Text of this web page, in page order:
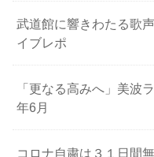
武道館に響きわたる歌
イブレポ
「更なる高みへ」美波
年6月
コロナ自粛は３１日間